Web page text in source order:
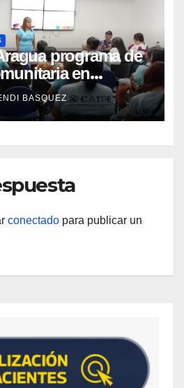
programa de
en
con
BASQUEZ
conectado para publicar un